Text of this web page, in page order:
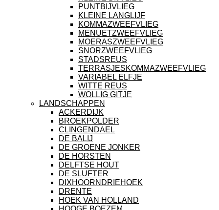
PUNTBIJVLIEG
KLEINE LANGLIJF
KOMMAZWEEFVLIEG
MENUETZWEEFVLIEG
MOERASZWEEFVLIEG
SNORZWEEFVLIEG
STADSREUS
TERRASJESKOMMAZWEEFVLIEG
VARIABEL ELFJE
WITTE REUS
WOLLIG GITJE
LANDSCHAPPEN
ACKERDIJK
BROEKPOLDER
CLINGENDAEL
DE BALIJ
DE GROENE JONKER
DE HORSTEN
DELFTSE HOUT
DE SLUFTER
DIXHOORNDRIEHOEK
DRENTE
HOEK VAN HOLLAND